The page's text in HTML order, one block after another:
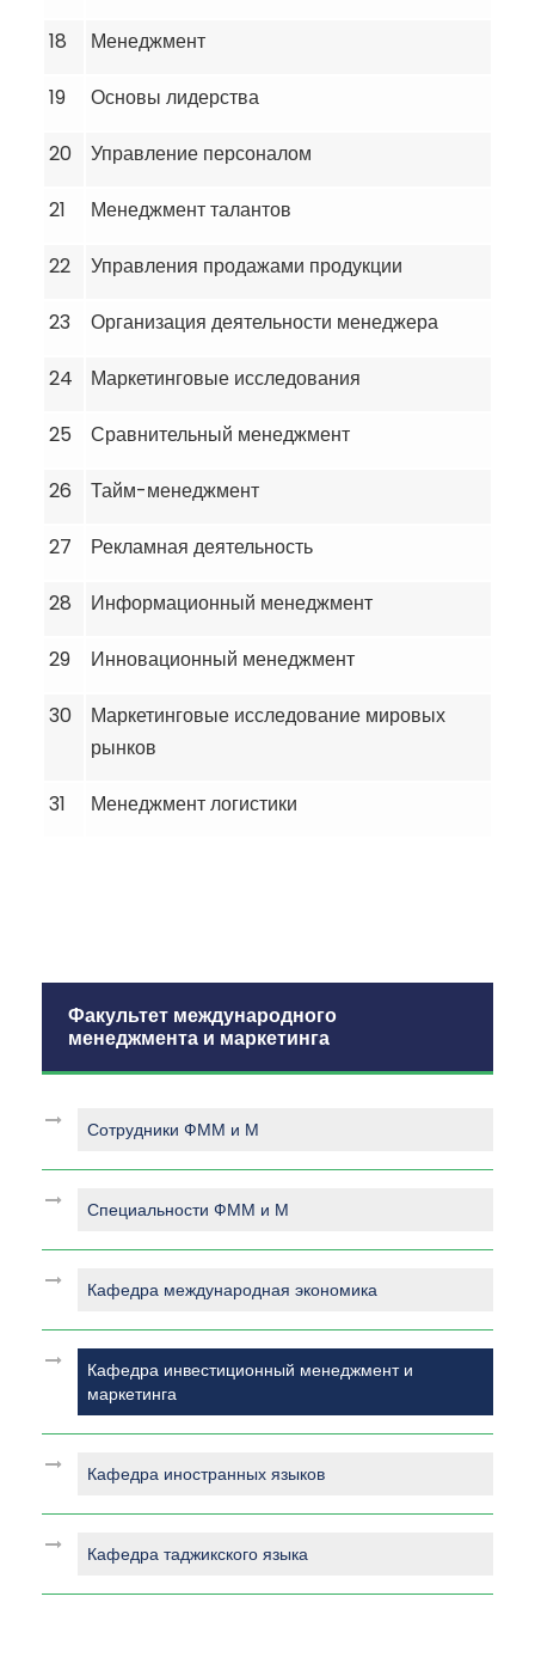
18 Менеджмент
19 Основы лидерства
20 Управление персоналом
21 Менеджмент талантов
22 Управления продажами продукции
23 Организация деятельности менеджера
24 Маркетинговые исследования
25 Сравнительный менеджмент
26 Тайм-менеджмент
27 Рекламная деятельность
28 Информационный менеджмент
29 Инновационный менеджмент
30
Маркетинговые исследование мировых
рынков
31 Менеджмент логистики
Факультет международного
менеджмента и маркетинга
Сотрудники ФММ и М
Специальности ФММ и М
Кафедра международная экономика
Кафедра инвестиционный менеджмент и
маркетинга
Кафедра иностранных языков
Кафедра таджикского языка